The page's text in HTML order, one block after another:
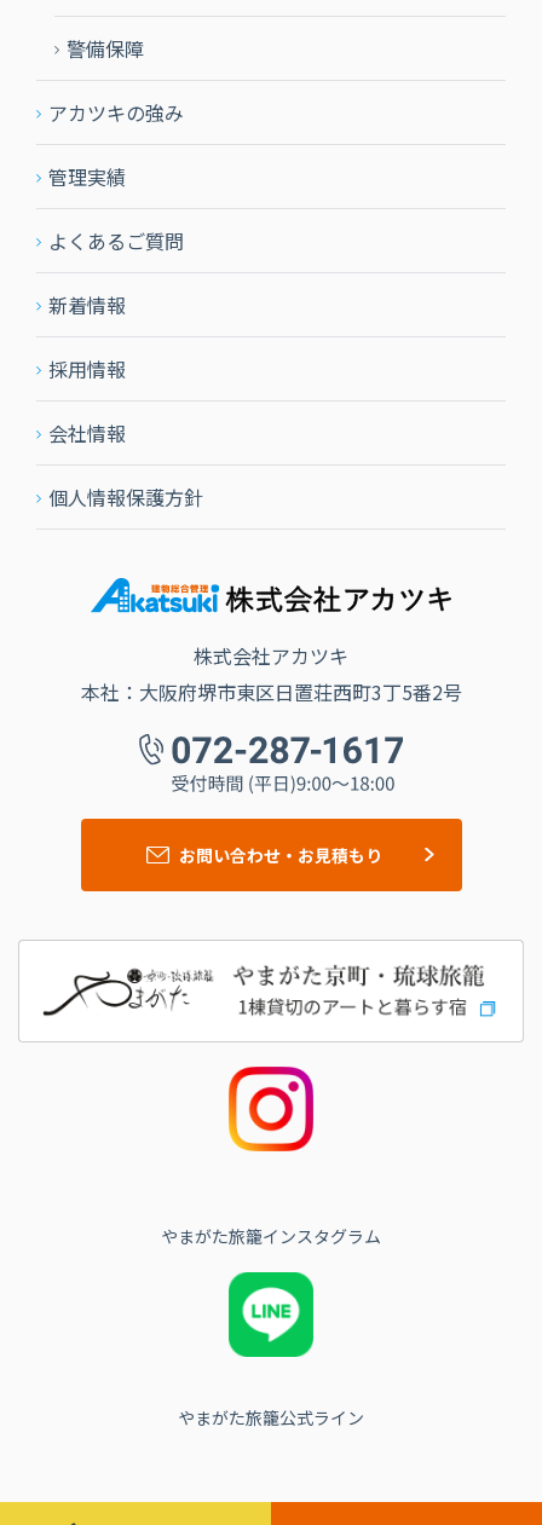
株式会社アカツキ
本社：大阪府堺市東区日置荘西町3丁5番2号
お問い合わせ・お見積もり
やまがた旅籠インスタグラム
やまがた旅籠公式ライン
警備保障
アカツキの強み
管理実績
よくあるご質問
新着情報
採用情報
会社情報
個人情報保護方針